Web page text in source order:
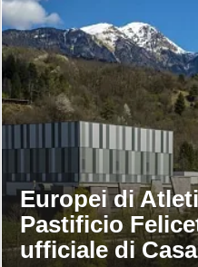
Europei di
Pastificio
ufficiale di